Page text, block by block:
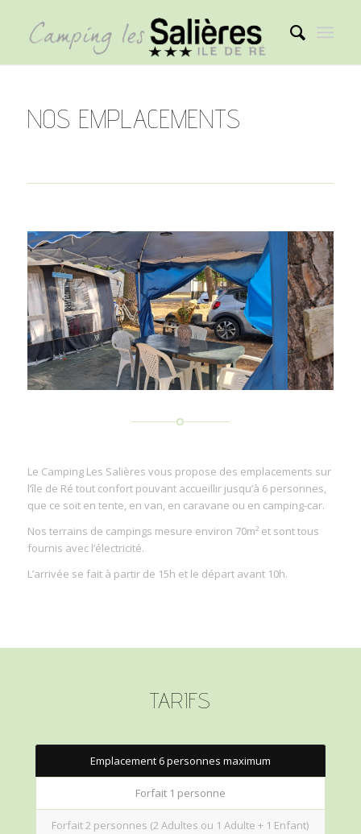
NOS EMPLACEMENTS
Le Camping Les Salières vous propose des emplacements sur
l’île de Ré tout confort pouvant accueillir jusqu’à 6 personnes,
que ce soit en tente, en van, en caravane ou en camping-car.
Nos terrains de campings mesure environ 70m² et sont tous
fournis avec l’électricité.
L’arrivée se fait à partir de 15h et le départ avant 10h.
TARIFS
Emplacement 6 personnes maximum
Forfait 1 personne
Forfait 2 personnes (2 Adultes ou 1 Adulte + 1 Enfant)